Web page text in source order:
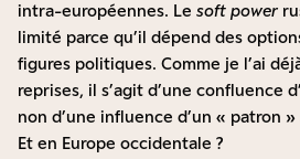
intra-européennes. Le soft power
limité parce qu’il dépend des
figures politiques. Comme je l’ai
reprises, il s’agit d’une confluence
non d’une influence d’un « patron
Et en Europe occidentale ?